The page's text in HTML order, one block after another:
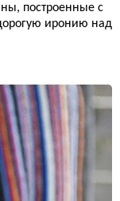
построенные с
иронию над